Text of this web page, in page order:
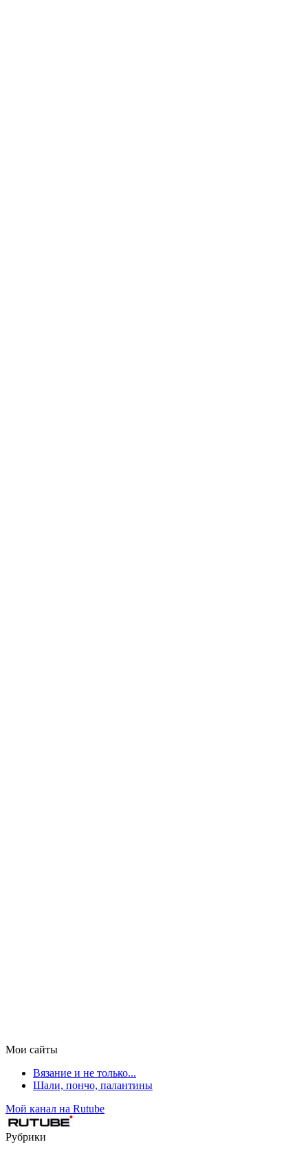
Мои сайты
Вязание и не только...
Шали, пончо, палантины
Мой канал на Rutube
Рубрики